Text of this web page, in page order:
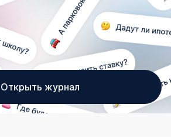
Открыть журнал